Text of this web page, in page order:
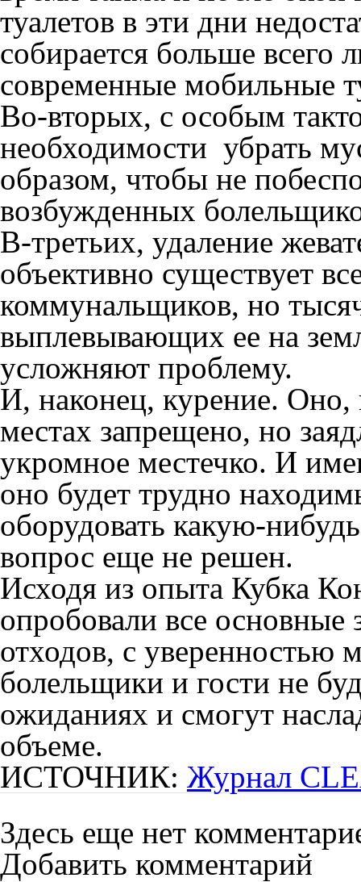
туалетов в эти дни
собирается больше всего
современные мобильные
Во-вторых, с особым
необходимости убрать
образом, чтобы не
возбужденных
В-третьих, удаление
объективно существует
коммунальщиков, но
выплевывающих ее на
усложняют проблему.
И, наконец, курение.
местах запрещено, но
укромное местечко. И
оно будет трудно
оборудовать какую-
вопрос еще не решен.
Исходя из опыта Кубка
опробовали все основные
отходов, с уверенностью
болельщики и гости не
ожиданиях и смогут
объеме.
ИСТОЧНИК: Журнал
Здесь еще нет
Добавить комментарий